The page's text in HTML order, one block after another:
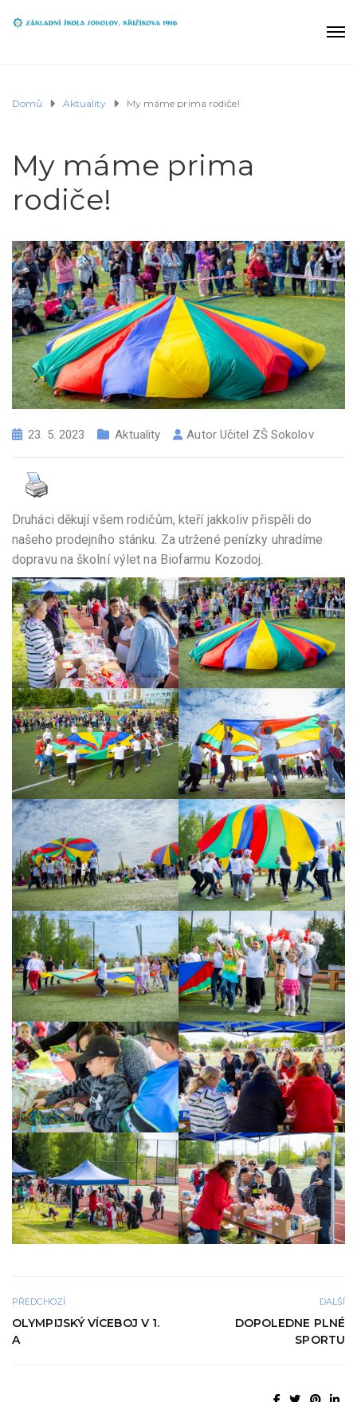
Domů Aktuality My máme prima rodiče!
My máme prima
rodiče!
23. 5. 2023 Aktuality Autor Učitel ZŠ Sokolov
Druháci děkují všem rodičům, kteří jakkoliv přispěli do
našeho prodejního stánku. Za utržené penízky uhradíme
dopravu na školní výlet na Biofarmu Kozodoj.
PŘEDCHOZÍ
OLYMPIJSKÝ VÍCEBOJ V 1.
A
DALŠÍ
DOPOLEDNE PLNÉ
SPORTU